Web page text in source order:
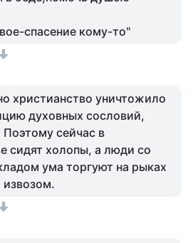
спасение кому-то"
христианство уничтожило
духовных сословий,
Поэтому сейчас в
сидят холопы, а люди со
ума торгуют на рыках
извозом.